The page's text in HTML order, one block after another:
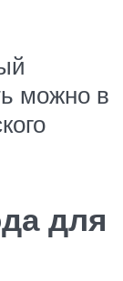
можно в
для